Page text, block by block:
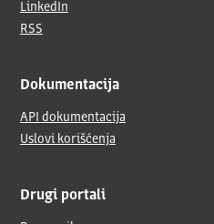
LinkedIn
RSS
Dokumentacija
API dokumentacija
Uslovi korišćenja
Drugi portali